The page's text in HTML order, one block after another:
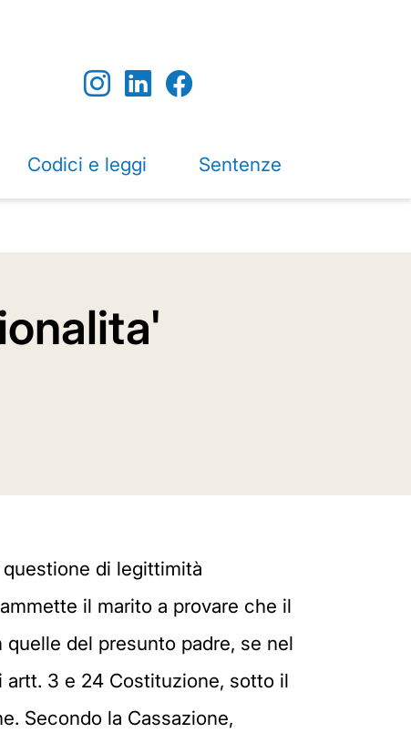
Codici e leggi Sentenze
di legittimità
il marito a provare che il
del presunto padre, se nel
3 e 24 Costituzione, sotto il
Secondo la Cassazione,